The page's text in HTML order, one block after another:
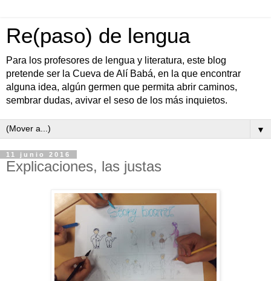
Re(paso) de lengua
Para los profesores de lengua y literatura, este blog
pretende ser la Cueva de Alí Babá, en la que encontrar
alguna idea, algún germen que permita abrir caminos,
sembrar dudas, avivar el seso de los más inquietos.
▼
11 junio 2016
Explicaciones, las justas